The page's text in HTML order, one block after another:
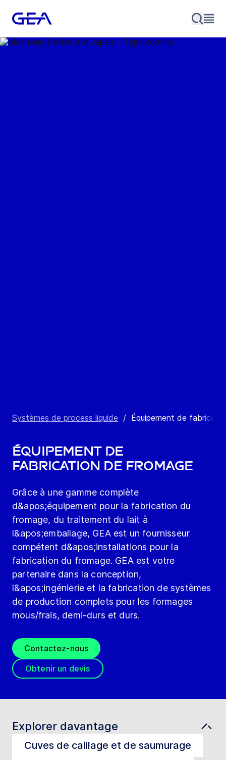
Systèmes de process liquide / Équipement de
Équipement de
fabrication de fromage
Grâce à une gamme complète
d&apos;équipement pour la fabrication du
fromage, du traitement du lait à
l&apos;emballage, GEA est un fournisseur
compétent d&apos;installations pour la
fabrication du fromage. GEA est votre
partenaire dans la conception,
l&apos;ingénierie et la fabrication de systèmes
de production complets pour les formages
mous/frais, demi-durs et durs.
Contactez-nous
Obtenir un devis
Explorer davantage
Cuves de caillage et de saumurage